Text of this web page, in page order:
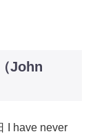
John
I have never